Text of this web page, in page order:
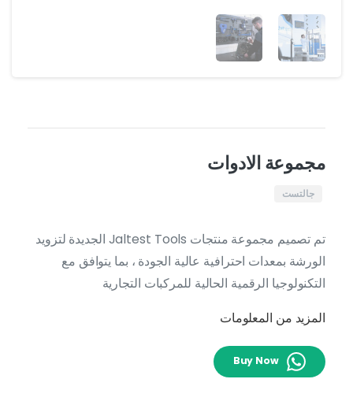
مجموعة الادوات
جالتست
تم تصميم مجموعة منتجات Jaltest Tools الجديدة لتزويد
الورشة بمعدات احترافية عالية الجودة ، بما يتوافق مع
التكنولوجيا الرقمية الحالية للمركبات التجارية
المزيد من المعلومات
Buy Now